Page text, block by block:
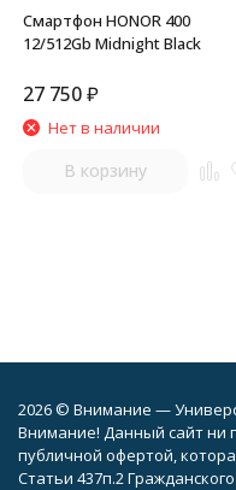
Смартфон HONOR 400
12/512Gb Midnight Black
27 750₽
Нет в наличии
В корзину
2026 © Внимание —
Внимание! Данный сайт ни
публичной офертой,
Статьи 437п.2